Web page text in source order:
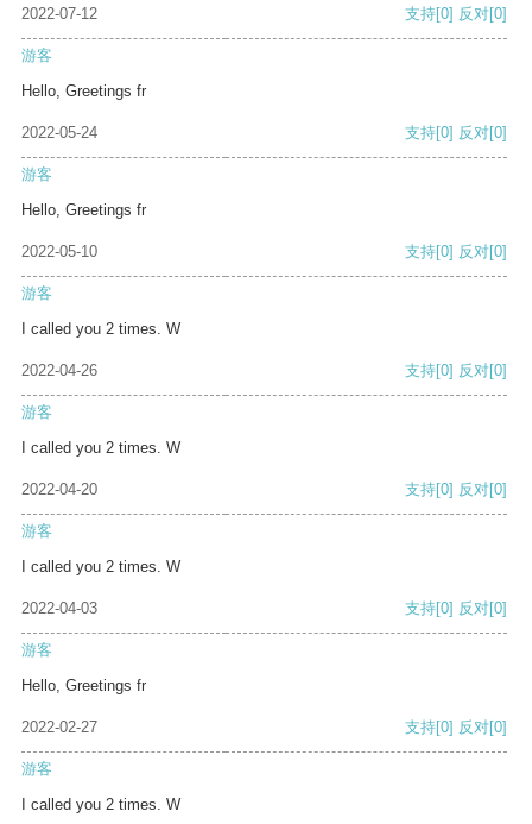
2022-07-12 支持[0] 反对[0]
游客
Hello, Greetings fr
2022-05-24 支持[0] 反对[0]
游客
Hello, Greetings fr
2022-05-10 支持[0] 反对[0]
游客
I called you 2 times. W
2022-04-26 支持[0] 反对[0]
游客
I called you 2 times. W
2022-04-20 支持[0] 反对[0]
游客
I called you 2 times. W
2022-04-03 支持[0] 反对[0]
游客
Hello, Greetings fr
2022-02-27 支持[0] 反对[0]
游客
I called you 2 times. W